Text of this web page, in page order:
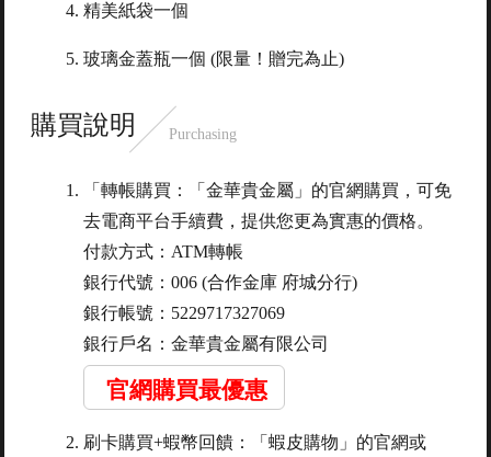
精美紙袋一個
玻璃金蓋瓶一個 (限量！贈完為止)
購買說明 Purchasing
「轉帳購買：「金華貴金屬」的官網購買，可免
去電商平台手續費，提供您更為實惠的價格。
付款方式：ATM轉帳
銀行代號：006 (合作金庫 府城分行)
銀行帳號：5229717327069
銀行戶名：金華貴金屬有限公司
官網購買最優惠
刷卡購買+蝦幣回饋：「蝦皮購物」的官網或